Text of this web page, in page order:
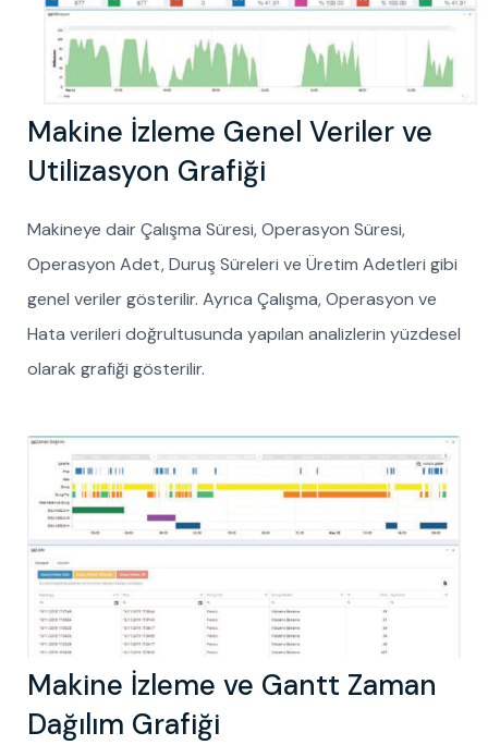
Makine İzleme Genel Veriler ve
Utilizasyon Grafiği
Makineye dair Çalışma Süresi, Operasyon Süresi,
Operasyon Adet, Duruş Süreleri ve Üretim Adetleri gibi
genel veriler gösterilir. Ayrıca Çalışma, Operasyon ve
Hata verileri doğrultusunda yapılan analizlerin yüzdesel
olarak grafiği gösterilir.
Makine İzleme ve Gantt Zaman
Dağılım Grafiği